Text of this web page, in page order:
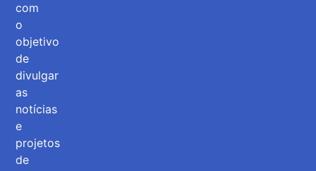
com
o
objetivo
de
divulgar
as
notícias
e
projetos
de